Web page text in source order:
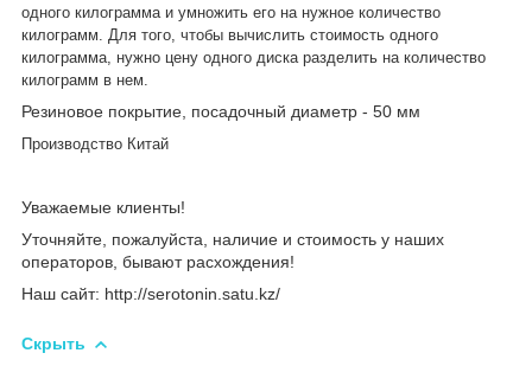
одного килограмма и умножить его на нужное количество
килограмм. Для того, чтобы вычислить стоимость одного
килограмма, нужно цену одного диска разделить на количество
килограмм в нем.
Резиновое покрытие, посадочный диаметр - 50 мм
Производство Китай
Уважаемые клиенты!
Уточняйте, пожалуйста, наличие и стоимость у наших
операторов, бывают расхождения!
Наш сайт: http://serotonin.satu.kz/
Скрыть